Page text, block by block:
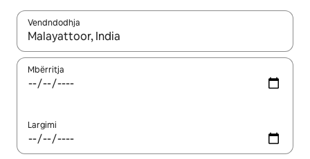
Vendndodhja
Kur rezultatet të jenë të disponueshme, lëviz me butonat e
Mbërritja
Largimi